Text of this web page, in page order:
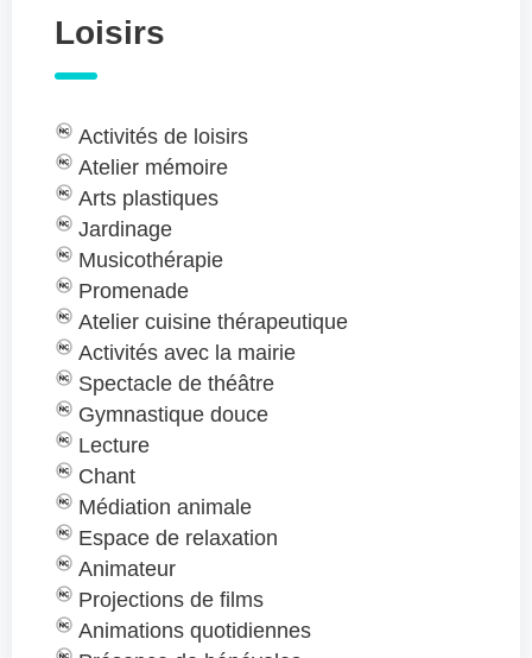
Loisirs
Activités de loisirs
Atelier mémoire
Arts plastiques
Jardinage
Musicothérapie
Promenade
Atelier cuisine thérapeutique
Activités avec la mairie
Spectacle de théâtre
Gymnastique douce
Lecture
Chant
Médiation animale
Espace de relaxation
Animateur
Projections de films
Animations quotidiennes